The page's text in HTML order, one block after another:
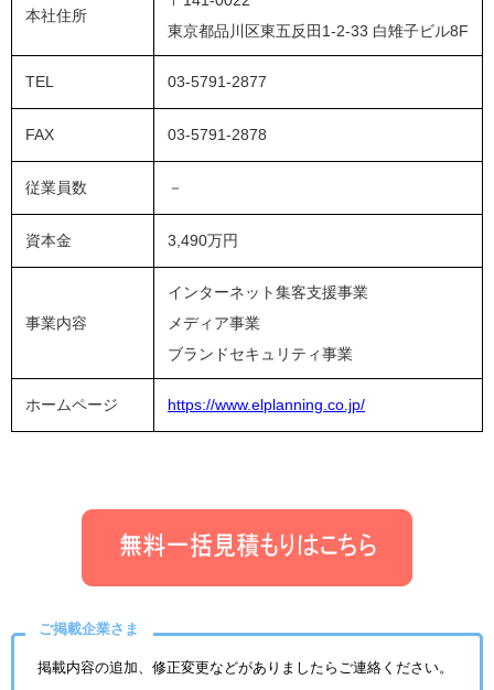
本社住所
東京都品川区東五反田1-2-33 白雉子ビル8F
TEL 03-5791-2877
FAX 03-5791-2878
従業員数 －
資本金 3,490万円
事業内容
インターネット集客支援事業
メディア事業
ブランドセキュリティ事業
ホームページ https://www.elplanning.co.jp/
ご掲載企業さま
掲載内容の追加、修正変更などがありましたらご連絡ください。